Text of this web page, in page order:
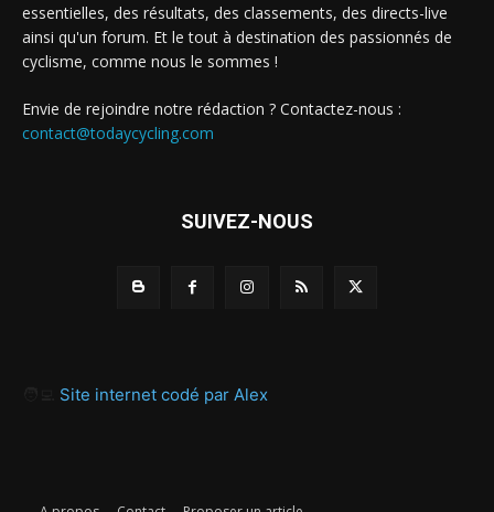
essentielles, des résultats, des classements, des directs-live
ainsi qu'un forum. Et le tout à destination des passionnés de
cyclisme, comme nous le sommes !
Envie de rejoindre notre rédaction ? Contactez-nous :
contact@todaycycling.com
SUIVEZ-NOUS
Site internet codé par Alex